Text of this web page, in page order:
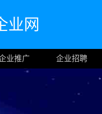
业网
业推广 企业招聘